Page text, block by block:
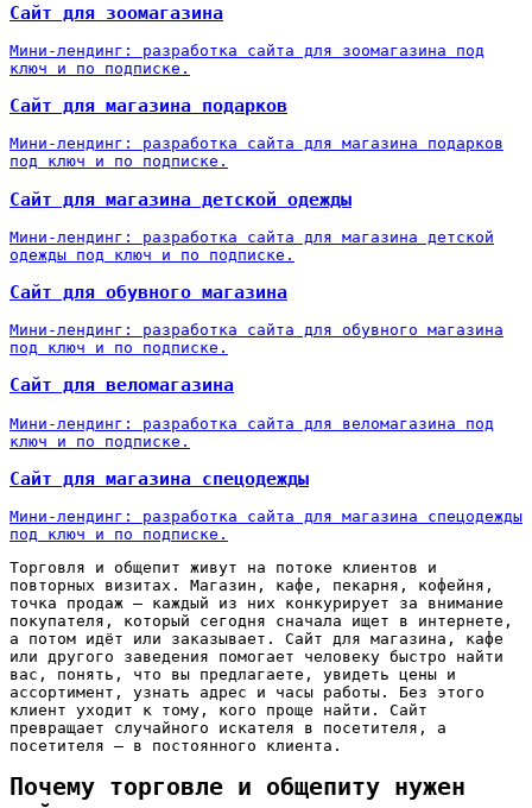
Сайт для зоомагазина
Мини-лендинг: разработка сайта для зоомагазина под
ключ и по подписке.
Сайт для магазина подарков
Мини-лендинг: разработка сайта для магазина подарков
под ключ и по подписке.
Сайт для магазина детской одежды
Мини-лендинг: разработка сайта для магазина детской
одежды под ключ и по подписке.
Сайт для обувного магазина
Мини-лендинг: разработка сайта для обувного магазина
под ключ и по подписке.
Сайт для веломагазина
Мини-лендинг: разработка сайта для веломагазина под
ключ и по подписке.
Сайт для магазина спецодежды
Мини-лендинг: разработка сайта для магазина спецодежды
под ключ и по подписке.
Торговля и общепит живут на потоке клиентов и
повторных визитах. Магазин, кафе, пекарня, кофейня,
точка продаж — каждый из них конкурирует за внимание
покупателя, который сегодня сначала ищет в интернете,
а потом идёт или заказывает. Сайт для магазина, кафе
или другого заведения помогает человеку быстро найти
вас, понять, что вы предлагаете, увидеть цены и
ассортимент, узнать адрес и часы работы. Без этого
клиент уходит к тому, кого проще найти. Сайт
превращает случайного искателя в посетителя, а
посетителя — в постоянного клиента.
Почему торговле и общепиту нужен